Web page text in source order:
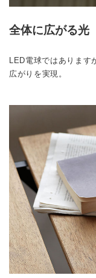
全体に広がる光
LED電球ではありま
広がりを実現。